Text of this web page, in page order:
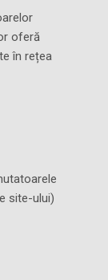
oferă
în rețea
site-ului)